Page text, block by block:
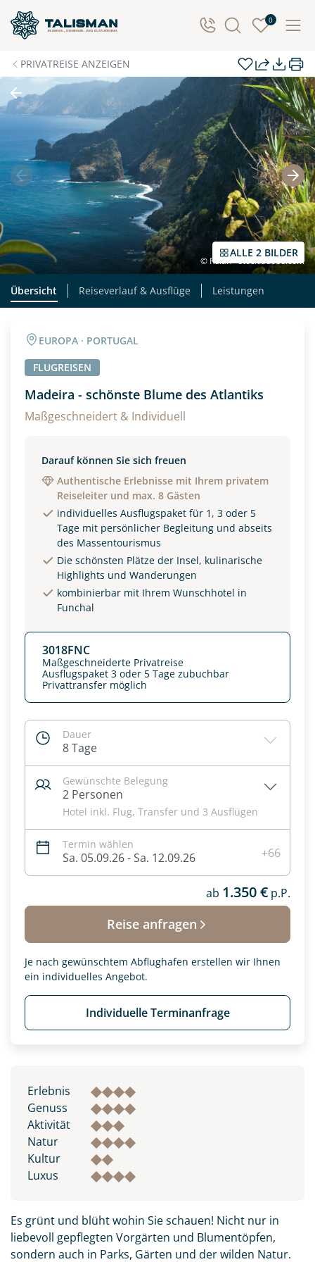
0
PRIVATREISE ANZEIGEN
ALLE 2 BILDER
© Rulan - stock.adobe.com
Übersicht Reiseverlauf & Ausflüge Leistungen
EUROPA · PORTUGAL
FLUGREISEN
Madeira - schönste Blume des Atlantiks
Maßgeschneidert & Individuell
Darauf können Sie sich freuen
Authentische Erlebnisse mit Ihrem privatem
Reiseleiter und max. 8 Gästen
individuelles Ausflugspaket für 1, 3 oder 5
Tage mit persönlicher Begleitung und abseits
des Massentourismus
Die schönsten Plätze der Insel, kulinarische
Highlights und Wanderungen
kombinierbar mit Ihrem Wunschhotel in
Funchal
3018FNC
Maßgeschneiderte Privatreise
Ausflugspaket 3 oder 5 Tage zubuchbar
Privattransfer möglich
Dauer
8 Tage
Gewünschte Belegung
2 Personen
Hotel inkl. Flug, Transfer und 3 Ausflügen
Termin wählen
Sa. 05.09.26 - Sa. 12.09.26 +66
ab 1.350 € p.P.
Reise anfragen
Je nach gewünschtem Abflughafen erstellen wir Ihnen
ein individuelles Angebot.
Individuelle Terminanfrage
Erlebnis
Genuss
Aktivität
Natur
Kultur
Luxus
Es grünt und blüht wohin Sie schauen! Nicht nur in
liebevoll gepflegten Vorgärten und Blumentöpfen,
sondern auch in Parks, Gärten und der wilden Natur.
Individuelle Anfrage
Herzlichen Dank für Ihre Kontaktaufnahme! Ihr Urlaub
- so individuell wie Sie. Teilen Sie uns Ihre
Wunschtermine für die Reise mit. Wir prüfen die
Verfügbarkeit und kontaktieren Sie, um alles Weitere
zu besprechen. Gemeinsam gestalten wir Ihre
Traumreise.
Persönliche Daten
Vorname Nachname
E-Mail* Telefon
Alter
Unterkunft
EZ Familienzimmer
Reisebeginn
Option 1 Option 2
Datenschutz & Transparenz ist uns sehr wichtig!
Die Anfrage wird via SSL verschlüsselt an unseren Server
geschickt. Mit Absenden des Formulars, erklären Sie, dass
Widerrufhinweisezur
Kenntnis genommen und akzeptiert haben.